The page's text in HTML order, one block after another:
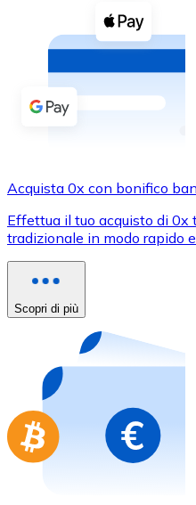
Buoni cripto
Acquista criptovalute
Acquista con contanti
Bonifico SEPA
Usa le carte Visa e
Acquista con carta
Acquista gift card dei
Vai al negozio di carte
Acquista 0x con bonifico
Effettua il tuo acquisto di
tradizionale in modo rapido e
Scopri di più